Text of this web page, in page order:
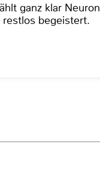
ganz klar Neuron
begeistert.